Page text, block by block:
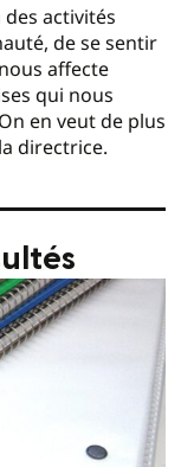
des activités
de se sentir
affecte
qui nous
en veut de plus
directrice.